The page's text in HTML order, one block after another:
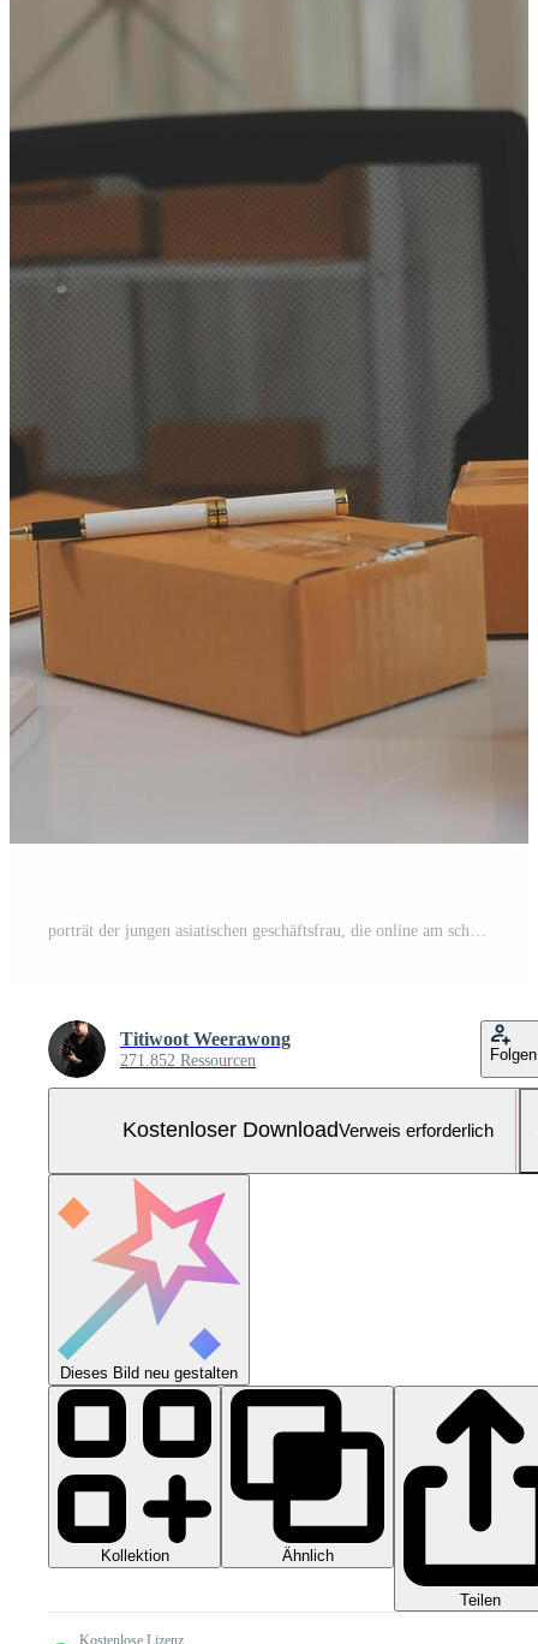
Titiwoot Weerawong
271.852 Ressourcen Folgen
Kostenloser DownloadVerweis erforderlich
Dieses Bild neu gestalten
Kollektion Ähnlich
Teilen